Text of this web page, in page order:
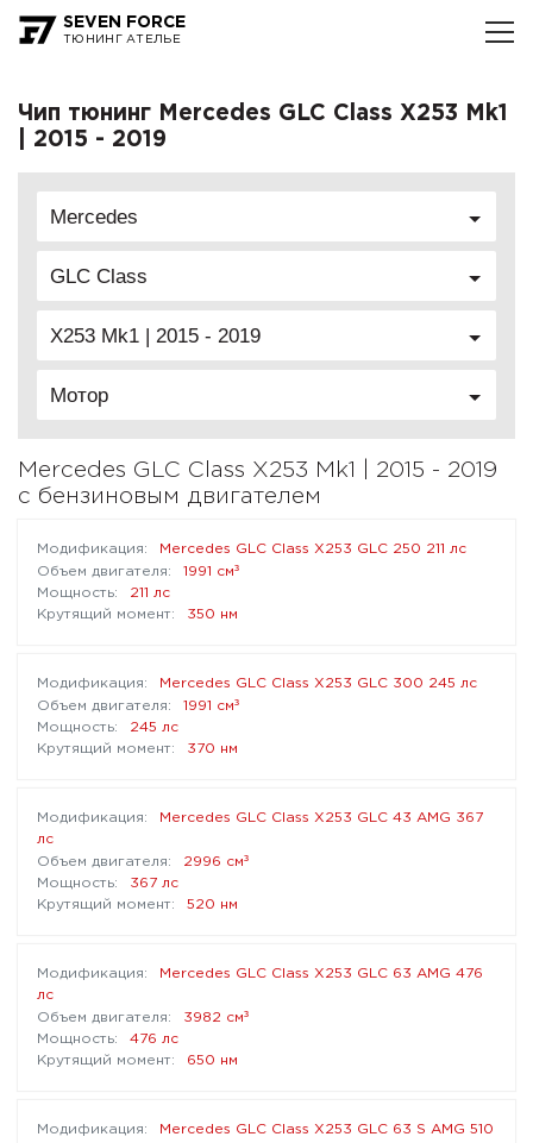
SEVEN FORCE
ТЮНИНГ АТЕЛЬЕ
Чип тюнинг Mercedes GLC Class X253 Mk1
| 2015 - 2019
Mercedes
GLC Class
X253 Mk1 | 2015 - 2019
Мотор
Mercedes GLC Class X253 Mk1 | 2015 - 2019
с бензиновым двигателем
Mercedes GLC Class X253 GLC 250 211 лс
1991 см³
211 лс
350 нм
Mercedes GLC Class X253 GLC 300 245 лс
1991 см³
245 лс
370 нм
Mercedes GLC Class X253 GLC 43 AMG 367
лс
2996 см³
367 лс
520 нм
Mercedes GLC Class X253 GLC 63 AMG 476
лс
3982 см³
476 лс
650 нм
Mercedes GLC Class X253 GLC 63 S AMG 510